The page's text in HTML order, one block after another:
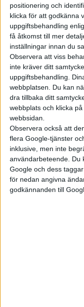
positionering och
klicka för att godkänna
uppgiftsbehandling
få åtkomst till mer
inställningar innan du
Observera att viss
inte kräver ditt
uppgiftsbehandling.
webbplatsen. Du kan
dra tillbaka ditt
webbplats och klicka
webbsidan.
Observera också att
flera Google-tjänster
inklusive, men inte
användarbeteende. Du
Google och dess
för nedan angivna
godkännanden till
Subarus elsuv får ett
antingen
från två elmotorer
hästkrafter.
anges vara 53 mil och
mil.
Toyota har endast
men det ser alltså ut
ta sig något längre på
När det kommer till
detaljer. Förmodligen
ladda med 150 kW.